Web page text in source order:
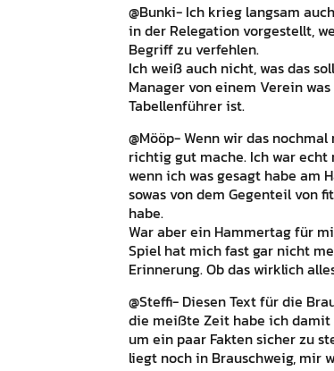
@Bunki- Ich krieg langsam
in der Relegation vorgestellt,
Begriff zu verfehlen.
Ich weiß auch nicht, was das
Manager von einem Verein
Tabellenführer ist.
@Mööp- Wenn wir das
richtig gut mache. Ich war
wenn ich was gesagt habe am
sowas von dem Gegenteil von
habe.
War aber ein Hammertag für
Spiel hat mich fast gar nicht
Erinnerung. Ob das wirklich
@Steffi- Diesen Text für die
die meißte Zeit habe ich damit
um ein paar Fakten sicher zu
liegt noch in Brauschweig, mir